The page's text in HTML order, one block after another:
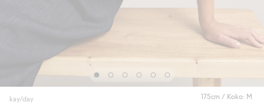
175cm / Koko: M
kay/day